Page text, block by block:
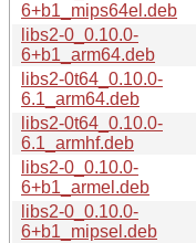
6+b1_mips64el.deb
libs2-0_0.10.0-
6+b1_arm64.deb
libs2-0t64_0.10.0-
6.1_arm64.deb
libs2-0t64_0.10.0-
6.1_armhf.deb
libs2-0_0.10.0-
6+b1_armel.deb
libs2-0_0.10.0-
6+b1_mipsel.deb